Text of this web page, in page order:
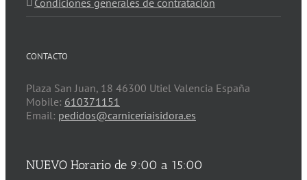
CONTACTO
Plaza San Juan, 18 46300 Utiel Valencia España
Mobile: 610371151
Email: pedidos@carniceriaisidora.es
NUEVO Horario de 9:00 a 15:00